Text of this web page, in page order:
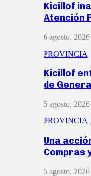
Kicillof
Atención
6 agosto, 2026
PROVINCIA
Kicillof
de
5 agosto, 2026
PROVINCIA
Una
Compras
5 agosto, 2026